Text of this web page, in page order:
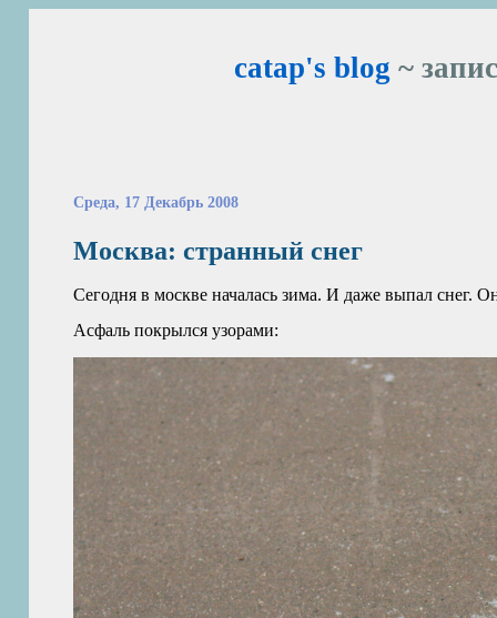
catap's blog ~
Среда, 17 Декабрь 2008
Москва: странный снег
Сегодня в москве началась зима. И даже выпал снег.
Асфаль покрылся узорами: